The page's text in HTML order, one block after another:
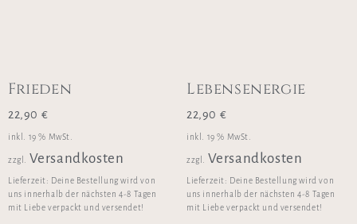
Frieden
22,90 €
inkl. 19 % MwSt.
zzgl. Versandkosten
Lieferzeit: Deine Bestellung wird von
uns innerhalb der nächsten 4-8 Tagen
mit Liebe verpackt und versendet!
Lebensenergie
22,90 €
inkl. 19 % MwSt.
zzgl. Versandkosten
Lieferzeit: Deine Bestellung wird von
uns innerhalb der nächsten 4-8 Tagen
mit Liebe verpackt und versendet!